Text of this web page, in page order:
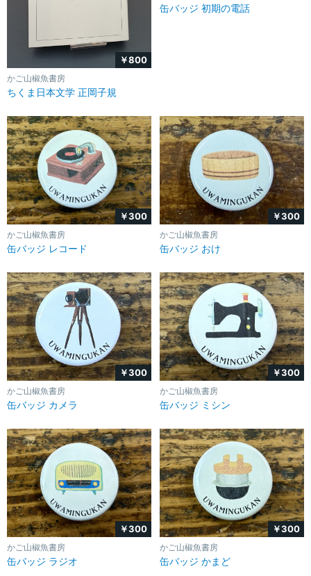
￥800
かご山椒魚書房
ちくま日本文学 正岡子規
缶バッジ 初期の電話
￥300
かご山椒魚書房
缶バッジ レコード
￥300
かご山椒魚書房
缶バッジ おけ
￥300
かご山椒魚書房
缶バッジ カメラ
￥300
かご山椒魚書房
缶バッジ ミシン
￥300
かご山椒魚書房
缶バッジ ラジオ
￥300
かご山椒魚書房
缶バッジ かまど